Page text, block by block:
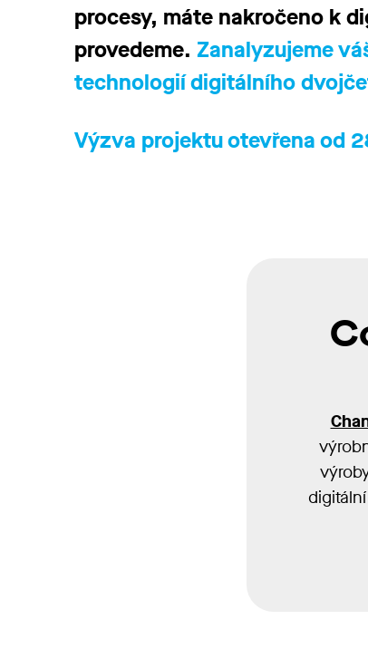
procesy, máte nakročeno k
provedeme. Zanalyzujeme
technologií digitálního
Výzva projektu otevřena od